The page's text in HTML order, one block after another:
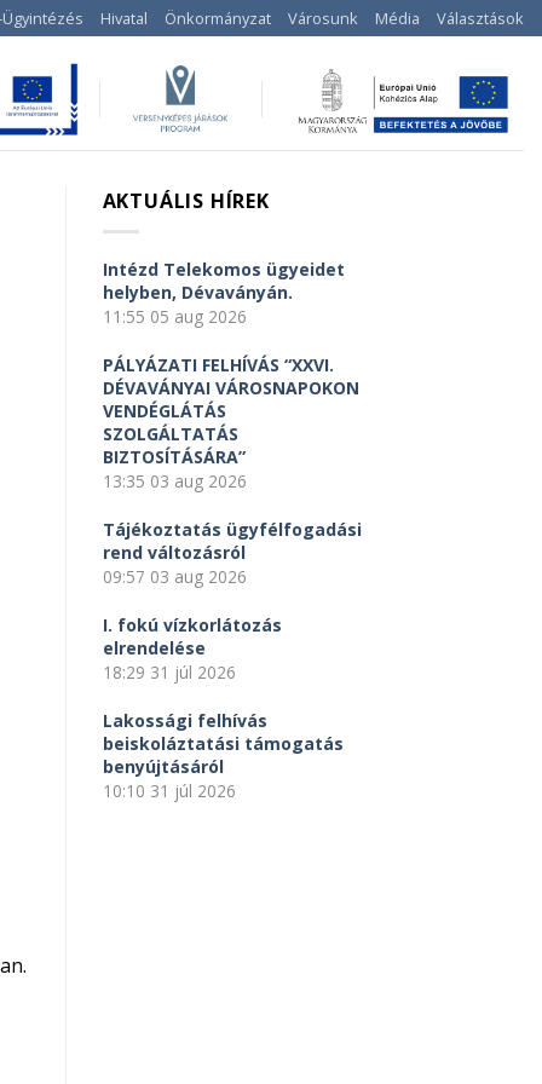
Hivatal Önkormányzat Városunk Média Választások
AKTUÁLIS HÍREK
Intézd Telekomos ügyeidet
helyben, Dévaványán.
11:55 05 aug 2026
PÁLYÁZATI FELHÍVÁS “XXVI.
DÉVAVÁNYAI VÁROSNAPOKON
VENDÉGLÁTÁS
SZOLGÁLTATÁS
BIZTOSÍTÁSÁRA”
13:35 03 aug 2026
Tájékoztatás ügyfélfogadási
rend változásról
09:57 03 aug 2026
I. fokú vízkorlátozás
elrendelése
18:29 31 júl 2026
Lakossági felhívás
beiskoláztatási támogatás
benyújtásáról
10:10 31 júl 2026